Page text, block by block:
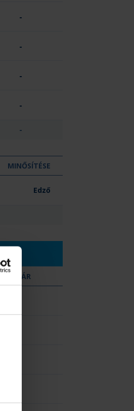
-
-
-
-
-
MINŐSÍTÉSE
Edző
KIZÁR